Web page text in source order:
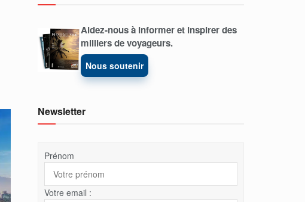
Aidez-nous à informer et inspirer des
milliers de voyageurs.
Nous soutenir
Newsletter
Prénom
Votre email :